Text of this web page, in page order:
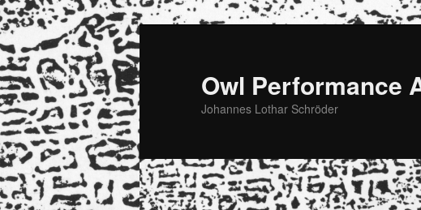
Zum
primären
Inhalt
springen
Zum
sekundären
Inhalt
springen
Owl Performance
Johannes Lothar Schröder